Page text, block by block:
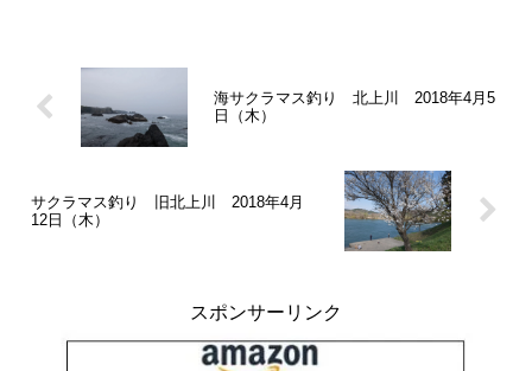
海サクラマス釣り 北上川 2018年4月5
日（木）
サクラマス釣り 旧北上川 2018年4月
12日（木）
スポンサーリンク